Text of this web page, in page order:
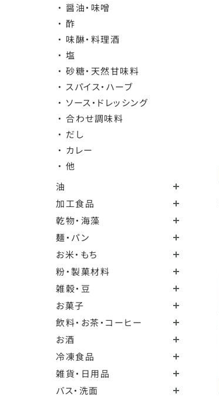
・ 醤油・味噌
・ 酢
・ 味醂・料理酒
・ 塩
・ 砂糖・天然甘味料
・ スパイス・ハーブ
・ ソース・ドレッシング
・ 合わせ調味料
・ だし
・ カレー
・ 他
油
加工食品
乾物・海藻
麺・パン
お米・もち
粉・製菓材料
雑穀・豆
お菓子
飲料・お茶・コーヒー
お酒
冷凍食品
雑貨・日用品
バス・洗面